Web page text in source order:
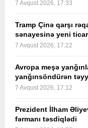
7 Avqust 2026, 17:33
Tramp Çinə qarşı
sənayesinə yeni
7 Avqust 2026, 17:22
Avropa meşə
yanğınsöndürən
7 Avqust 2026, 17:12
Prezident İlham
fərmanı təsdiqlədi